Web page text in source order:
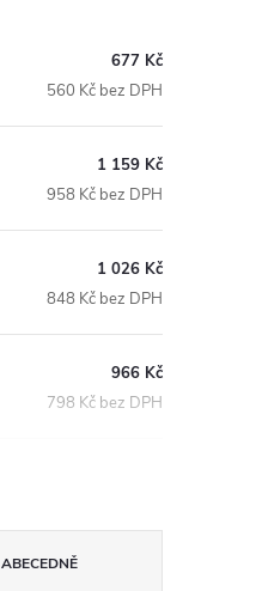
677 Kč
560 Kč bez DPH
1 159 Kč
958 Kč bez DPH
1 026 Kč
848 Kč bez DPH
966 Kč
798 Kč bez DPH
ABECEDNĚ